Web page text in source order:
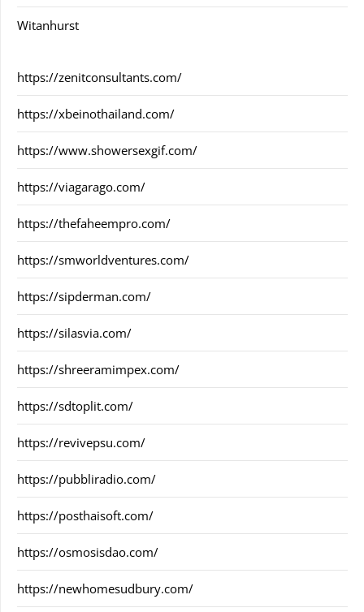
Witanhurst
https://zenitconsultants.com/
https://xbeinothailand.com/
https://www.showersexgif.com/
https://viagarago.com/
https://thefaheempro.com/
https://smworldventures.com/
https://sipderman.com/
https://silasvia.com/
https://shreeramimpex.com/
https://sdtoplit.com/
https://revivepsu.com/
https://pubbliradio.com/
https://posthaisoft.com/
https://osmosisdao.com/
https://newhomesudbury.com/